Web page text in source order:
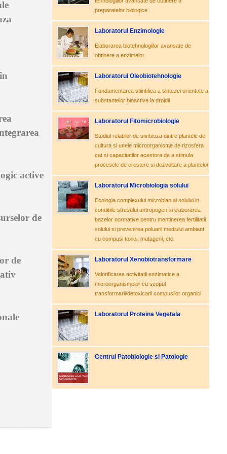
active
de
de
preparatelor biologice
Laboratorul Enzimologie
Elaborarea biotehnologiilor avansate de
obtinere a enzimelor
Laboratorul Oleobiotehnologie
Fundamentarea stiintifica a sintezei orientate a
substantelor bioactive la drojdii
Laboratorul Fitomicrobiologie
Studiul relatiilor de simbioza dintre plantele de
cultura si unele microorganisme de rizosfera
cat si capacitatilor acestora de a stimula
procesele de crestere si dezvoltare a plantelor
Laboratorul Microbiologia solului
Ecologia complexului microbian al solului in
conditiile stresului antropogen si elaborarea
bazelor normative pentru mentinerea fertilitatii
solului si prevenirea poluarii mediului ambiant
cu compusi toxici, mutageni, etc.
Laboratorul Xenobiotransformare
Valorificarea activitatii enzimatice a
microorganismelor cu scopul
transformarii/detoxicarii compusilor organici
Laboratorul Proteina Vegetala
Centrul Patobiologie si Patologie